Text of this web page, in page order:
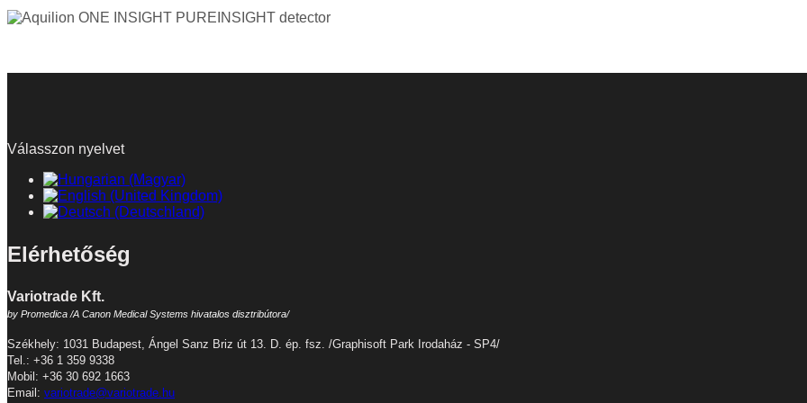
Válasszon nyelvet
Elérhetőség
Variotrade Kft.
by Promedica /A Canon Medical Systems hivatalos disztribútora/
Székhely: 1031 Budapest, Ángel Sanz Briz út 13. D. ép. fsz. /Graphisoft Park Irodaház - SP4/
Tel.: +36 1 359 9338
Mobil: +36 30 692 1663
Email: variotrade@variotrade.hu